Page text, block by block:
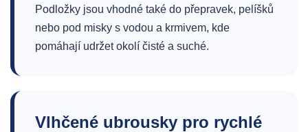
Podložky jsou vhodné také do přepravek, pelíšků
nebo pod misky s vodou a krmivem, kde
pomáhají udržet okolí čisté a suché.
Vlhčené ubrousky pro rychlé